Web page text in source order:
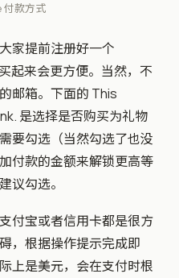
付款方式
家提前注册好一个
起来会更方便。当然，不
邮箱。下面的 This
是选择是否购买为礼物
要勾选（当然勾选了也没
付款的金额来解锁更高等
议勾选。
付宝或者信用卡都是很方
，根据操作提示完成即
上是美元，会在支付时根